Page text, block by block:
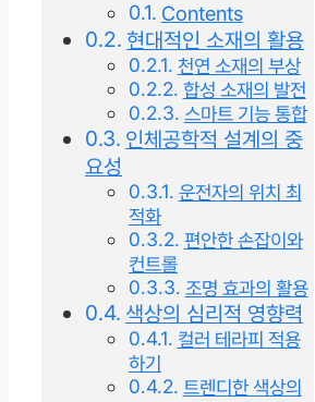
Contents
현대적인 소재의 활용
천연 소재의 부상
합성 소재의 발전
스마트 기능 통합
인체공학적 설계의 중
요성
운전자의 위치 최
적화
편안한 손잡이와
컨트롤
조명 효과의 활용
색상의 심리적 영향력
컬러 테라피 적용
하기
트렌디한 색상의